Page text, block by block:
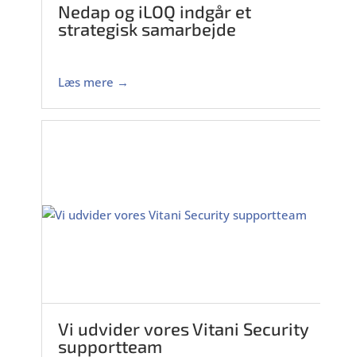
Nedap og iLOQ indgår et
strategisk samarbejde
Læs mere →
Vi udvider vores Vitani Security
supportteam